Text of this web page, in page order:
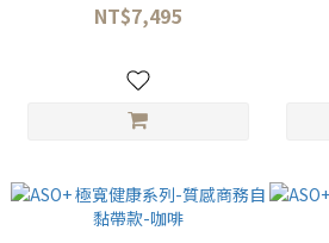
NT$7,495